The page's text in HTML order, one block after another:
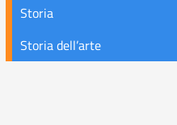
Storia
Storia dell’arte